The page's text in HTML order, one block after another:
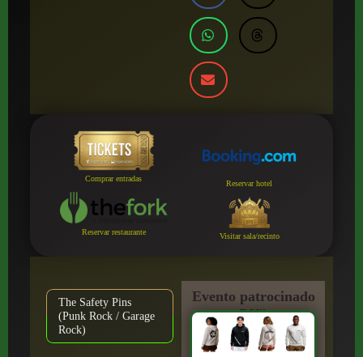
Comprar entradas
Reservar hotel
Reservar restaurante Visitar sala/recinto
The Safety Pins
(Punk Rock / Garage
Rock)
Evento patrocinado
por: